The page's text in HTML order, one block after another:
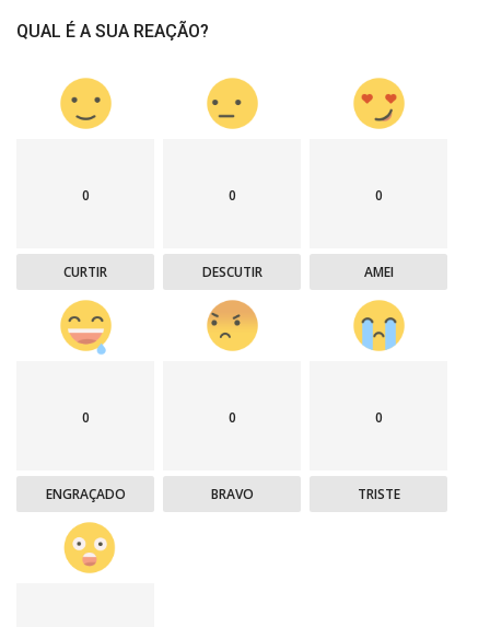
QUAL É A SUA REAÇÃO?
0
CURTIR
0
DESCUTIR
0
AMEI
0
ENGRAÇADO
0
BRAVO
0
TRISTE